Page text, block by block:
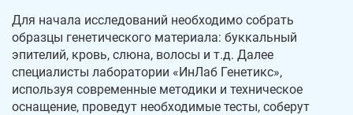
Для начала исследований необходимо собрать
образцы генетического материала: буккальный
эпителий, кровь, слюна, волосы и т.д. Далее
специалисты лаборатории «ИнЛаб Генетикс»,
используя современные методики и техническое
оснащение, проведут необходимые тесты, соберут